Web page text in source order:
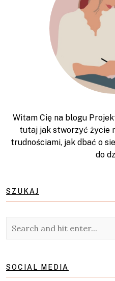
Witam Cię na blogu
tutaj jak stworzyć życie
trudnościami, jak dbać o
do
SZUKAJ
SOCIAL MEDIA